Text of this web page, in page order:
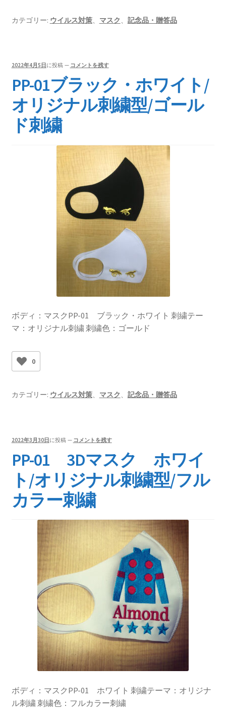
カテゴリー: ウイルス対策、 マスク 、 記念品・贈答品
2022年4月5日 に投稿 — コメントを残す
PP-01ブラック・ホワイト/
オリジナル刺繍型/ゴール
ド刺繍
ボディ：マスクPP-01 ブラック・ホワイト 刺繍テー
マ：オリジナル刺繍 刺繍色：ゴールド
0
カテゴリー: ウイルス対策、 マスク 、 記念品・贈答品
2022年3月30日に投稿 — コメントを残す
PP-01 3Dマスク ホワイ
ト/オリジナル刺繍型/フル
カラー刺繍
ボディ：マスクPP-01 ホワイト 刺繍テーマ：オリジナ
ル刺繍 刺繍色：フルカラー刺繍